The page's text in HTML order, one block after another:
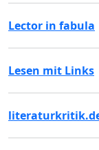
Lector in fabula
Lesen mit Links